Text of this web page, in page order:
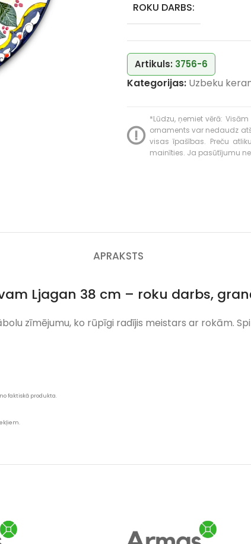
ROKU DARBS:
Artikuls: 3756-6
Kategorijas: Uzbeku
*Lūdzu, ņemiet vērā:
ornaments var nedaudz
visas īpašības. Preču
mainīties. Ja pasūtījumu
APRAKSTS
Ljagan 38 cm – roku darbs,
zīmējumu, ko rūpīgi radījis meistars ar rokām.
faktiskā produkta.